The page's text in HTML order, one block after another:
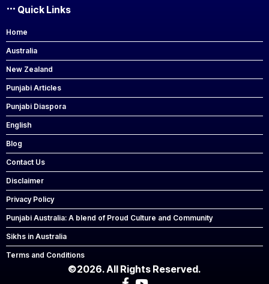
Quick Links
Home
Australia
New Zealand
Punjabi Articles
Punjabi Diaspora
English
Blog
Contact Us
Disclaimer
Privacy Policy
Punjabi Australia: A blend of Proud Culture and Community
Sikhs in Australia
Terms and Conditions
©2026. All Rights Reserved.